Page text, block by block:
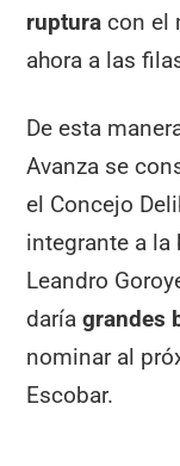
ruptura con el
ahora a las
De esta
Avanza se
el Concejo
integrante a la
Leandro
daríagrandes
nominar al
Escobar.